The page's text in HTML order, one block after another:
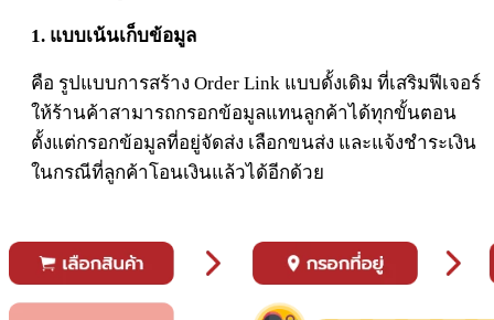
1. แบบเน้นเก็บข้อมูล
คือ รูปแบบการสร้าง Order Link แบบดั้งเดิม ที่เสริมฟีเจอร์
ให้ร้านค้าสามารถกรอกข้อมูลแทนลูกค้าได้ทุกขั้นตอน
ตั้งแต่กรอกข้อมูลที่อยู่จัดส่ง เลือกขนส่ง และแจ้งชำระเงิน
ในกรณีที่ลูกค้าโอนเงินแล้วได้อีกด้วย